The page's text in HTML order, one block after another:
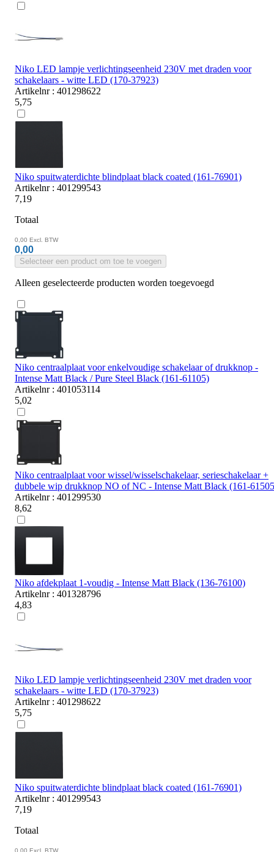
Niko LED lampje verlichtingseenheid 230V met draden voor
schakelaars - witte LED (170-37923)
Artikelnr : 401298622
5,75
Niko spuitwaterdichte blindplaat black coated (161-76901)
Artikelnr : 401299543
7,19
Totaal
0,00 Excl. BTW
0,00
Selecteer een product om toe te voegen
Alleen geselecteerde producten worden toegevoegd
Niko centraalplaat voor enkelvoudige schakelaar of drukknop -
Intense Matt Black / Pure Steel Black (161-61105)
Artikelnr : 401053114
5,02
Niko centraalplaat voor wissel/wisselschakelaar, serieschakelaar +
dubbele wip drukknop NO of NC - Intense Matt Black (161-
Artikelnr : 401299530
8,62
Niko afdekplaat 1-voudig - Intense Matt Black (136-76100)
Artikelnr : 401328796
4,83
Niko LED lampje verlichtingseenheid 230V met draden voor
schakelaars - witte LED (170-37923)
Artikelnr : 401298622
5,75
Niko spuitwaterdichte blindplaat black coated (161-76901)
Artikelnr : 401299543
7,19
Totaal
0,00 Excl. BTW